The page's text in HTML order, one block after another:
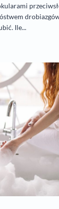
Ile...